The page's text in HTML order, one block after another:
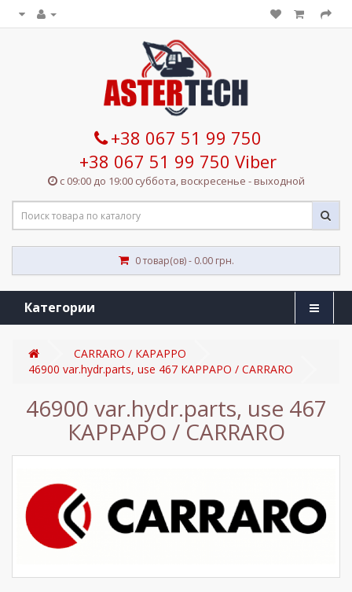
+38 067 51 99 750
+38 067 51 99 750 Viber
с 09:00 до 19:00 суббота, воскресенье - выходной
0 товар(ов) - 0.00 грн.
Категории
CARRARO / КАРАРРО
46900 var.hydr.parts, use 467 КАРРАРО / CARRARO
46900 var.hydr.parts, use 467
КАРРАРО / CARRARO